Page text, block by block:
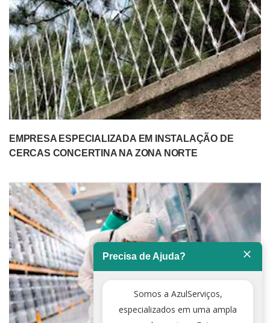
EMPRESA ESPECIALIZADA EM INSTALAÇÃO DE
CERCAS CONCERTINA NA ZONA NORTE
Precisa de Ajuda?
Somos a AzulServiços,
especializados em uma ampla